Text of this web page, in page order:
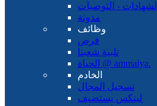
الشهادات - التوصيات
مدونة
وظائف
فرص
تلبية شعبنا
الحياة @ ammaiya.
الخادم
تسجيل المجال
لينكس يستضيف